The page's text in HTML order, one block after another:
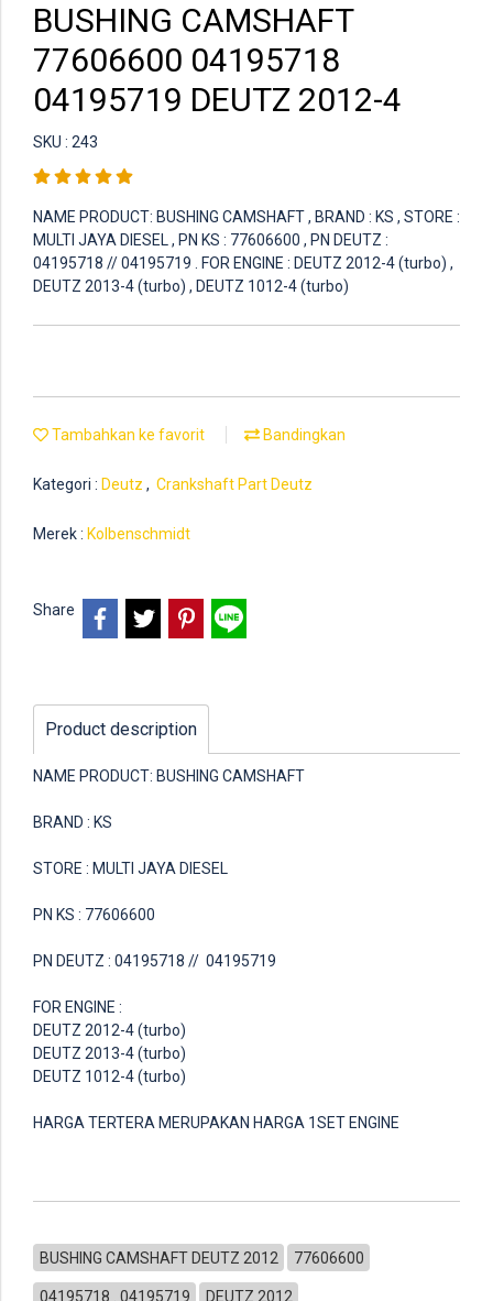
BUSHING CAMSHAFT
77606600 04195718
04195719 DEUTZ 2012-4
SKU : 243
NAME PRODUCT: BUSHING CAMSHAFT , BRAND : KS , STORE :
MULTI JAYA DIESEL , PN KS : 77606600 , PN DEUTZ :
04195718 // 04195719 . FOR ENGINE : DEUTZ 2012-4 (turbo) ,
DEUTZ 2013-4 (turbo) , DEUTZ 1012-4 (turbo)
Tambahkan ke favorit Bandingkan
Kategori : Deutz , Crankshaft Part Deutz
Merek : Kolbenschmidt
Share
Product description
NAME PRODUCT: BUSHING CAMSHAFT
BRAND : KS
STORE : MULTI JAYA DIESEL
PN KS : 77606600
PN DEUTZ : 04195718 // 04195719
FOR ENGINE :
DEUTZ 2012-4 (turbo)
DEUTZ 2013-4 (turbo)
DEUTZ 1012-4 (turbo)
HARGA TERTERA MERUPAKAN HARGA 1SET ENGINE
BUSHING CAMSHAFT DEUTZ 2012 77606600
04195718 . 04195719 DEUTZ 2012